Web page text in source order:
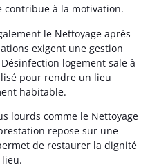
contribue à la motivation.
le Nettoyage après
exigent une gestion
logement sale à
pour rendre un lieu
habitable.
lourds comme le Nettoyage
repose sur une
de restaurer la dignité